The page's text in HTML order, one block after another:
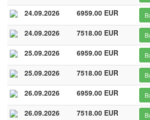
24.09.2026 6959.00 EUR
24.09.2026 7518.00 EUR
25.09.2026 6959.00 EUR
25.09.2026 7518.00 EUR
26.09.2026 6959.00 EUR
26.09.2026 7518.00 EUR